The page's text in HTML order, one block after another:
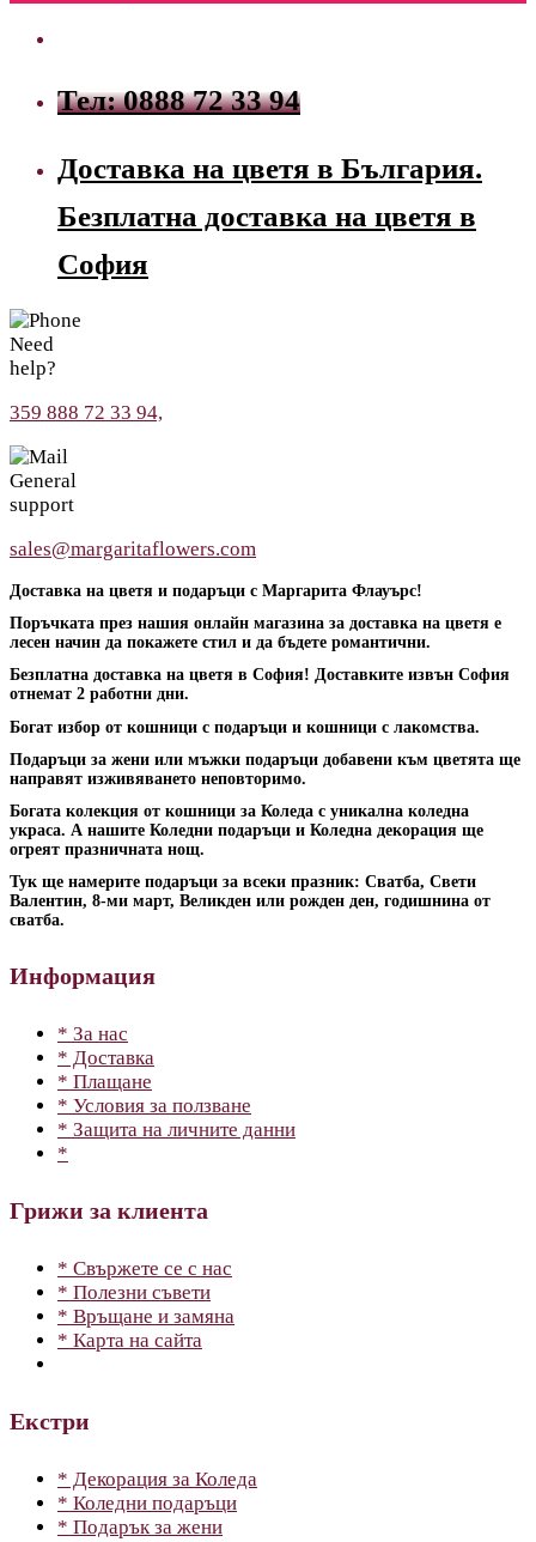
Тел: 0888 72 33 94
Доставка на цветя в България.
Безплатна доставка на цветя в
София
Need
help?
359 888 72 33 94,
General
support
sales@margaritaflowers.com
Доставка на цветя и подаръци с Маргарита Флауърс!
Поръчката през нашия онлайн магазина за доставка на цветя е
лесен начин да покажете стил и да бъдете романтични.
Безплатна доставка на цветя в София! Доставките извън София
отнемат 2 работни дни.
Богат избор от кошници с подаръци и кошници с лакомства.
Подаръци за жени или мъжки подаръци добавени към цветята ще
направят изживяването неповторимо.
Богата колекция от кошници за Коледа с уникална коледна
украса. А нашите Коледни подаръци и Коледна декорация ще
огреят празничната нощ.
Тук ще намерите подаръци за всеки празник: Сватба, Свети
Валентин, 8-ми март, Великден или рожден ден, годишнина от
сватба.
Информация
* За нас
* Доставка
* Плащане
* Условия за ползване
* Защита на личните данни
*
Грижи за клиента
* Свържете се с нас
* Полезни съвети
* Връщане и замяна
* Карта на сайта
Екстри
* Декорация за Коледа
* Коледни подаръци
* Подарък за жени